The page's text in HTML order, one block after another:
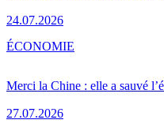
24.07.2026
Merci la Chine : elle a sauvé
27.07.2026
ÉCONOMIE